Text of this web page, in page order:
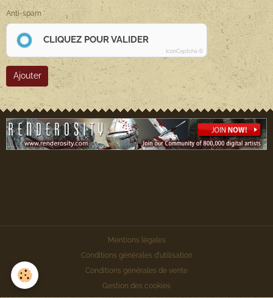
Anti-spam
CLIQUEZ POUR VALIDER
IconCaptcha ©
Ajouter
Mentions légales
Conditions générales d'utilisation
Conditions générales de vente
Gestion des cookies